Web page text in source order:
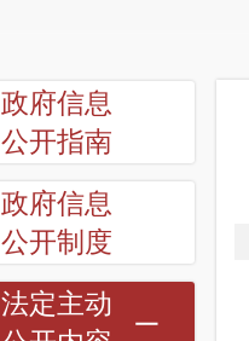
政府信息
公开指南
政府信息
公开制度
法定主动